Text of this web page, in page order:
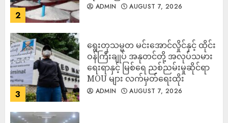
2
ADMIN AUGUST 7, 2026
3
ရွေးတုသမ္မတ မင်းအောင်လှိုင်နှင့် ထိုင်း
ဝန်ကြီးချုပ် အနုတင်တို့ အလုပ်သမား
ရေးရာနှင့် မြစ်ရေ ညစ်ညမ်းမှုဆိုင်ရာ
MOU များ လက်မှတ်ရေးထိုး
ADMIN AUGUST 7, 2026